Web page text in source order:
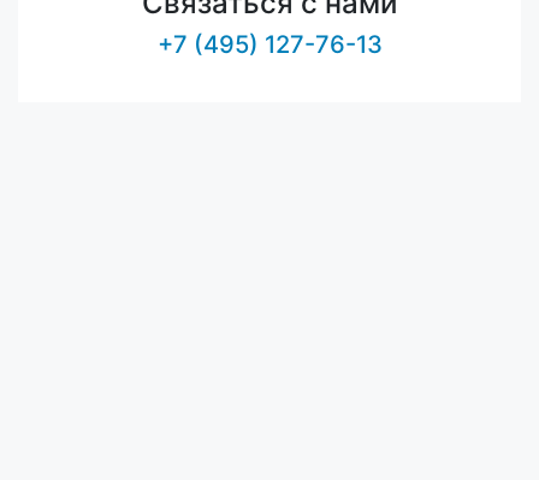
+7 (495) 127-76-13